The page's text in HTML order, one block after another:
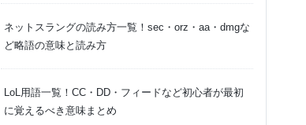
ネットスラングの読み方一覧！sec・orz・aa・dmgな
ど略語の意味と読み方
LoL用語一覧！CC・DD・フィードなど初心者が最初
に覚えるべき意味まとめ